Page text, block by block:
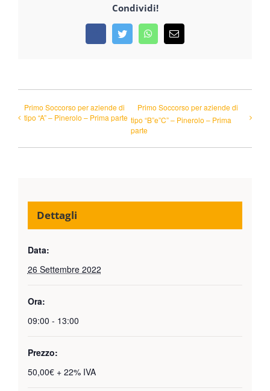
Condividi!
FacebookTwitterWhatsApp
Email
Primo Soccorso per aziende di
tipo “A” – Pinerolo – Prima parte
Primo Soccorso per aziende di
tipo “B”e”C” – Pinerolo – Prima
parte
Dettagli
Data:
26 Settembre 2022
Ora:
09:00 - 13:00
Prezzo:
50,00€ + 22% IVA